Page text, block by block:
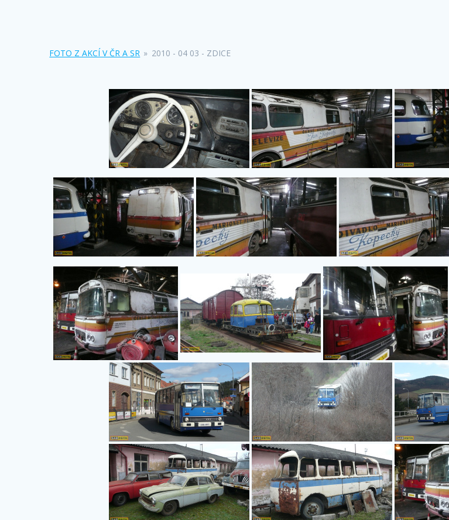
FOTO Z AKCÍ V ČR A SR » 2010 - 04 03 - ZDICE